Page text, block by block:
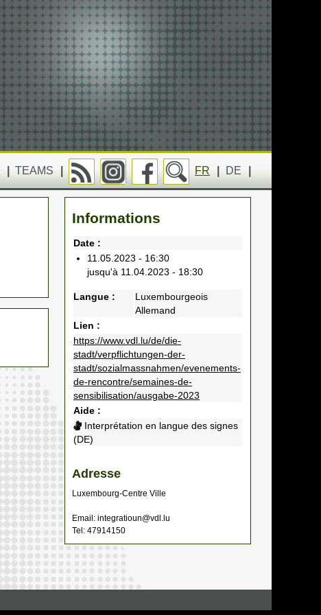
FR DE
TEAMS
Informations
Date :
11.05.2023 - 16:30
jusqu'à 11.04.2023 - 18:30
Langue :
Luxembourgeois
Allemand
Lien :
https://www.vdl.lu/de/die-
stadt/verpflichtungen-der-
stadt/sozialmassnahmen/evenements-
de-rencontre/semaines-de-
sensibilisation/ausgabe-2023
Aide :
Interprétation en langue des signes
(DE)
Adresse
Luxembourg-Centre Ville
Email: integratioun@vdl.lu
Tel: 47914150